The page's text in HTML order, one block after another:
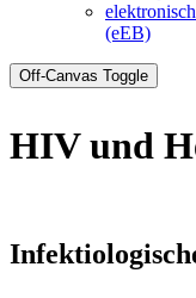
(eEB)
Off-Canvas Toggle
HIV und